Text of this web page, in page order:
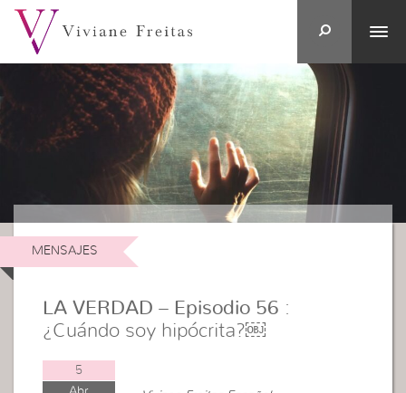
MENSAJES
LA VERDAD – Episodio 56 :
¿Cuándo soy hipócrita?￼
5